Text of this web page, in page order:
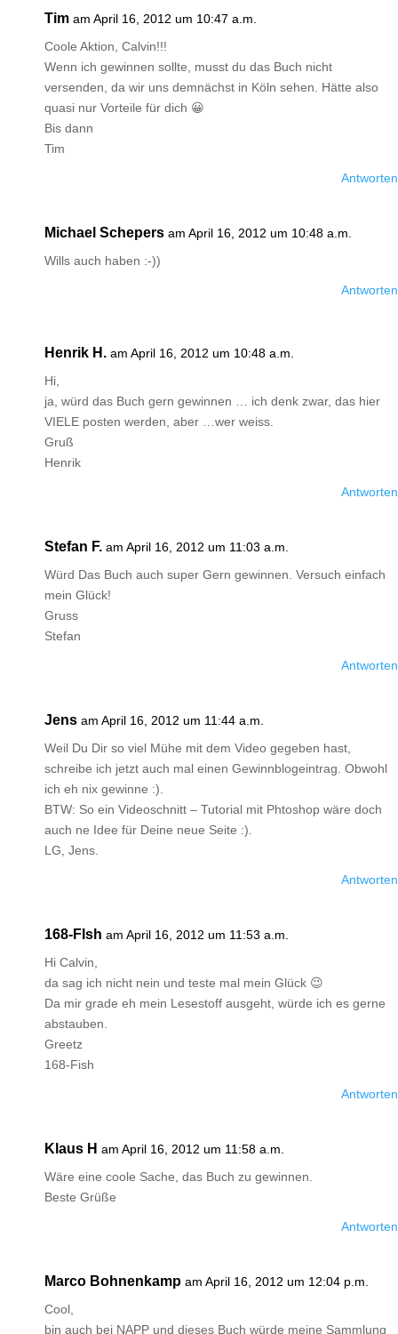
Tim am April 16, 2012 um 10:47 a.m.
Coole Aktion, Calvin!!!
Wenn ich gewinnen sollte, musst du das Buch nicht
versenden, da wir uns demnächst in Köln sehen. Hätte also
quasi nur Vorteile für dich 😀
Bis dann
Tim
Antworten
Michael Schepers am April 16, 2012 um 10:48 a.m.
Wills auch haben :-))
Antworten
Henrik H. am April 16, 2012 um 10:48 a.m.
Hi,
ja, würd das Buch gern gewinnen … ich denk zwar, das hier
VIELE posten werden, aber …wer weiss.
Gruß
Henrik
Antworten
Stefan F. am April 16, 2012 um 11:03 a.m.
Würd Das Buch auch super Gern gewinnen. Versuch einfach
mein Glück!
Gruss
Stefan
Antworten
Jens am April 16, 2012 um 11:44 a.m.
Weil Du Dir so viel Mühe mit dem Video gegeben hast,
schreibe ich jetzt auch mal einen Gewinnblogeintrag. Obwohl
ich eh nix gewinne :).
BTW: So ein Videoschnitt – Tutorial mit Phtoshop wäre doch
auch ne Idee für Deine neue Seite :).
LG, Jens.
Antworten
168-FIsh am April 16, 2012 um 11:53 a.m.
Hi Calvin,
da sag ich nicht nein und teste mal mein Glück 😉
Da mir grade eh mein Lesestoff ausgeht, würde ich es gerne
abstauben.
Greetz
168-Fish
Antworten
Klaus H am April 16, 2012 um 11:58 a.m.
Wäre eine coole Sache, das Buch zu gewinnen.
Beste Grüße
Antworten
Marco Bohnenkamp am April 16, 2012 um 12:04 p.m.
Cool,
bin auch bei NAPP und dieses Buch würde meine Sammlung